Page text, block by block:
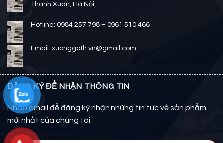
Thanh Xuân, Hà Nội
Hotline: 0984 257 798 – 0961 510 466
Email: xuonggoth.vn@gmail.com
ĐĂNG KÝ ĐỂ NHẬN THÔNG TIN
Nhập email để đăng ký nhận những tin tức về sản phẩm
mới nhất của chúng tôi